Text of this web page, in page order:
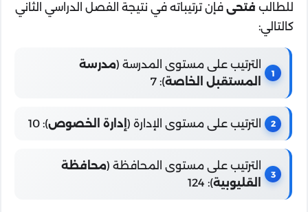
للطالب فتحى فإن ترتيباته في نتيجة الفصل الدراسي الثاني
كالتالي:
الترتيب على مستوى المدرسة (مدرسة
المستقبل الخاصة): 7
الترتيب على مستوى الإدارة ( إدارة الخصوص): 10
الترتيب على مستوى المحافظة (محافظة
القليوبية): 124